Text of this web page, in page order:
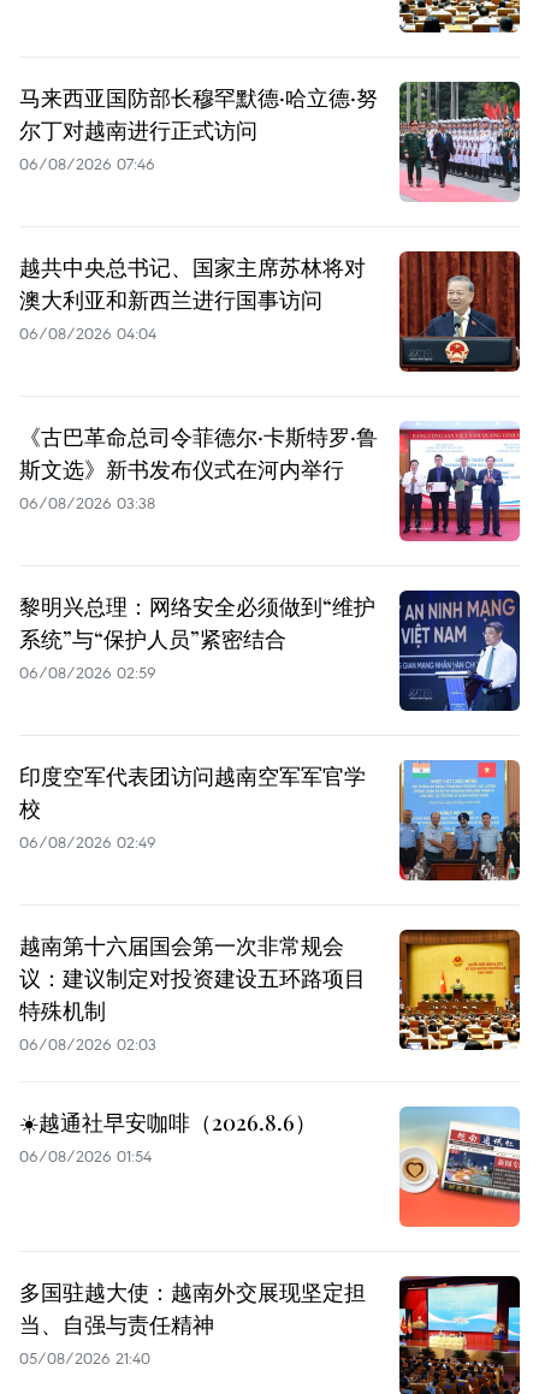
马来西亚国防部长穆罕默德·哈立德·努
尔丁对越南进行正式访问
06/08/2026 07:46
越共中央总书记、国家主席苏林将对
澳大利亚和新西兰进行国事访问
06/08/2026 04:04
《古巴革命总司令菲德尔·卡斯特罗·鲁
斯文选》新书发布仪式在河内举行
06/08/2026 03:38
黎明兴总理：网络安全必须做到“维护
系统”与“保护人员”紧密结合
06/08/2026 02:59
印度空军代表团访问越南空军军官学
校
06/08/2026 02:49
越南第十六届国会第一次非常规会
议：建议制定对投资建设五环路项目
特殊机制
06/08/2026 02:03
☀️越通社早安咖啡（2026.8.6）
06/08/2026 01:54
多国驻越大使：越南外交展现坚定担
当、自强与责任精神
05/08/2026 21:40